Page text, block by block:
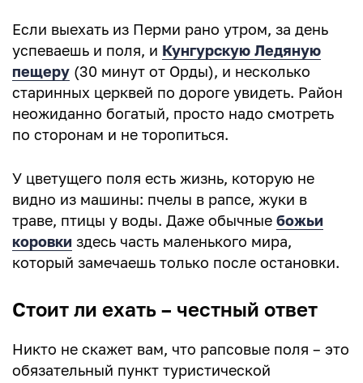
Если выехать из Перми рано утром, за день
успеваешь и поля, и Кунгурскую Ледяную
пещеру (30 минут от Орды), и несколько
старинных церквей по дороге увидеть. Район
неожиданно богатый, просто надо смотреть
по сторонам и не торопиться.
У цветущего поля есть жизнь, которую не
видно из машины: пчелы в рапсе, жуки в
траве, птицы у воды. Даже обычные божьи
коровки здесь часть маленького мира,
который замечаешь только после остановки.
Стоит ли ехать – честный ответ
Никто не скажет вам, что рапсовые поля – это
обязательный пункт туристической